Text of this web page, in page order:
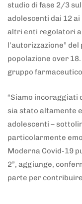
studio di fase 2/3
adolescenti dai 12 ai
altri enti regolatori a
l’autorizzazione”
popolazione over
gruppo
“Siamo incoraggiati
sia stato altamente
adolescenti –
particolarmente
Moderna Covid-19
2”, aggiunge,
parte per